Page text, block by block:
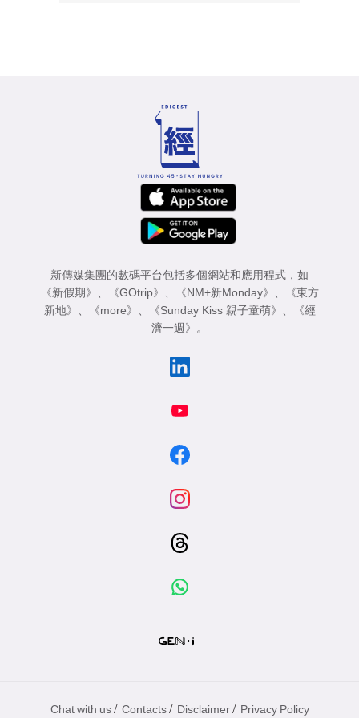
新傳媒集團的數碼平台包括多個網站和應用程式，如
《新假期》
《GOtrip》 《NM+新Monday》
《東方
新地》
《more》 《Sunday Kiss 親子童萌》
《經
濟一週》
。
Chat with us / Contacts / Disclaimer / Privacy Policy